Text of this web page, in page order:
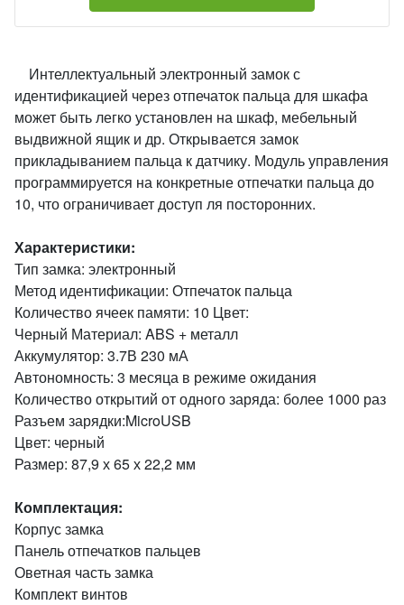
Интеллектуальный электронный замок с
идентификацией через отпечаток пальца для шкафа
может быть легко установлен на шкаф, мебельный
выдвижной ящик и др. Открывается замок
прикладыванием пальца к датчику. Модуль управления
программируется на конкретные отпечатки пальца до
10, что ограничивает доступ ля посторонних.
Характеристики:
Тип замка: электронный
Метод идентификации: Отпечаток пальца
Количество ячеек памяти: 10 Цвет:
Черный Материал: ABS + металл
Аккумулятор: 3.7В 230 мА
Автономность: 3 месяца в режиме ожидания
Количество открытий от одного заряда: более 1000 раз
Разъем зарядки:MicroUSB
Цвет: черный
Размер: 87,9 х 65 х 22,2 мм
Комплектация:
Корпус замка
Панель отпечатков пальцев
Оветная часть замка
Комплект винтов